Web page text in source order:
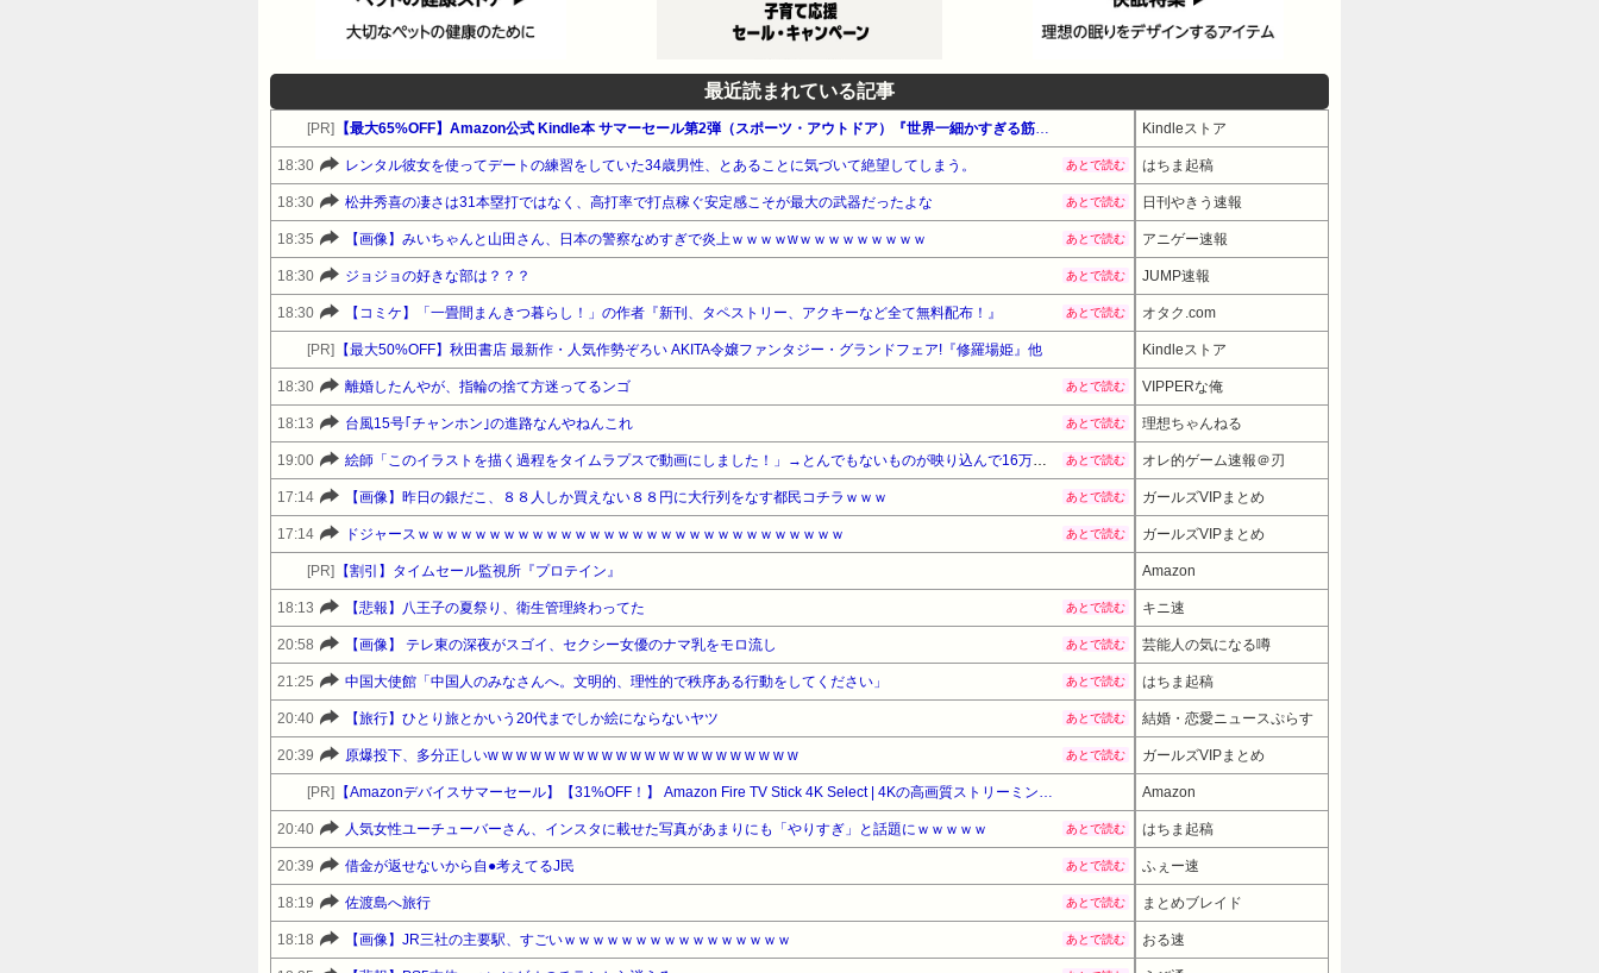
最近読まれている記事
[PR] 【最大65%OFF】Amazon公式 Kindle本 サマーセール第2弾（スポーツ・アウトドア）『世界一細かすぎる筋トレ図鑑』他 Kindleストア
18:30 レンタル彼女を使ってデートの練習をしていた34歳男性、とあることに気づいて絶望してしまう。 あとで読む はちま起稿
18:30 松井秀喜の凄さは31本塁打ではなく、高打率で打点稼ぐ安定感こそが最大の武器だったよな あとで読む 日刊やきう速報
18:35 【画像】みいちゃんと山田さん、日本の警察なめすぎで炎上ｗｗｗｗwｗｗｗｗｗｗｗｗｗ あとで読む アニゲー速報
18:30 ジョジョの好きな部は？？？ あとで読む JUMP速報
18:30 【コミケ】「一畳間まんきつ暮らし！」の作者『新刊、タペストリー、アクキーなど全て無料配布！』 あとで読む オタク.com
[PR] 【最大50%OFF】秋田書店 最新作・人気作勢ぞろい AKITA令嬢ファンタジー・グランドフェア!『修羅場姫』他 Kindleストア
18:30 離婚したんやが、指輪の捨て方迷ってるンゴ あとで読む VIPPERな俺
18:13 台風15号｢チャンホン｣の進路なんやねんこれ あとで読む 理想ちゃんねる
19:00 絵師「このイラストを描く過程をタイムラプスで動画にしました！」→とんでもないものが映り込んで16万いいね あとで読む オレ的ゲーム速報＠刃
17:14 【画像】昨日の銀だこ、８８人しか買えない８８円に大行列をなす都民コチラｗｗｗ あとで読む ガールズVIPまとめ
17:14 ドジャースｗｗｗｗｗｗｗｗｗｗｗｗｗｗｗｗｗｗｗｗｗｗｗｗｗｗｗｗｗｗ あとで読む ガールズVIPまとめ
[PR] 【割引】タイムセール監視所『プロテイン』 Amazon
18:13 【悲報】八王子の夏祭り、衛生管理終わってた あとで読む キニ速
20:58 【画像】 テレ東の深夜がスゴイ、セクシー女優のナマ乳をモロ流し あとで読む 芸能人の気になる噂
21:25 中国大使館「中国人のみなさんへ。文明的、理性的で秩序ある行動をしてください」 あとで読む はちま起稿
20:40 【旅行】ひとり旅とかいう20代までしか絵にならないヤツ あとで読む 結婚・恋愛ニュースぷらす
20:39 原爆投下、多分正しいw w w w w w w w w w w w w w w w w w w w w w あとで読む ガールズVIPまとめ
[PR] 【Amazonデバイスサマーセール】【31%OFF！】 Amazon Fire TV Stick 4K Select | 4Kの高画質ストリーミング | ストリーミングメディアプレイヤー Amazon
20:40 人気女性ユーチューバーさん、インスタに載せた写真があまりにも「やりすぎ」と話題にｗｗｗｗｗ あとで読む はちま起稿
20:39 借金が返せないから自●考えてるJ民 あとで読む ふぇー速
18:19 佐渡島へ旅行 あとで読む まとめブレイド
18:18 【画像】JR三社の主要駅、すごいｗｗｗｗｗｗｗｗｗｗｗｗｗｗｗｗ あとで読む おる速